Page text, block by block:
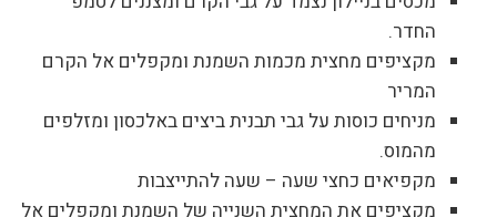
החדר.
מקציפים מחצית מכמות השמנת ומקפלים אל הקרם
המריר
מניחים כוסות על גבי תבנית ביצים באלכסון ומזלפים
מהמוס.
מקפיאים כחצי שעה – שעה להתייצבות
מקציפים את המחצית השנייה של השמנת ומקפלים אל